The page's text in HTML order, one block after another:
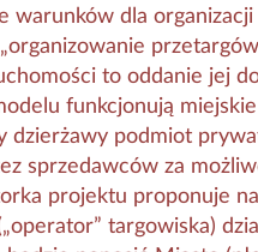
warunków dla
to oddanie jej
funkcjonują
dzierżawy podmiot
sprzedawców za
projektu proponuje
targowiska)